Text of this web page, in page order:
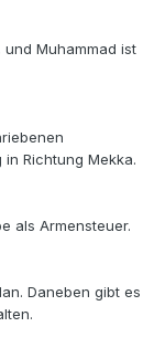
Muhammad ist
Richtung Mekka.
als Armensteuer.
Daneben gibt es